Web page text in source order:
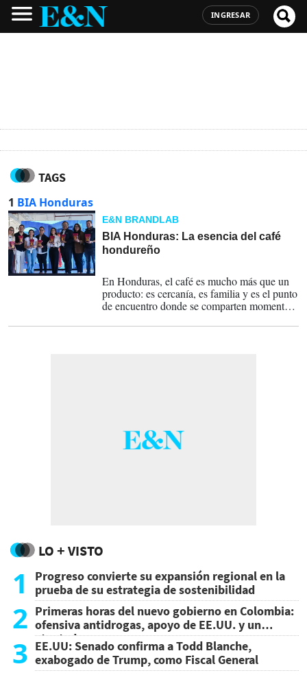
INGRESAR
TAGS
1 BIA Honduras
E&N BRANDLAB
BIA Honduras: La esencia del café
hondureño
En Honduras, el café es mucho más que un
producto: es cercanía, es familia y es el punto
de encuentro donde se comparten momentos,
LO + VISTO
1
Progreso convierte su expansión regional en la
prueba de su estrategia de sostenibilidad
2 Primeras horas del nuevo gobierno en Colombia:
ofensiva antidrogas, apoyo de EE.UU. y un
atentado
3 EE.UU: Senado confirma a Todd Blanche,
exabogado de Trump, como Fiscal General